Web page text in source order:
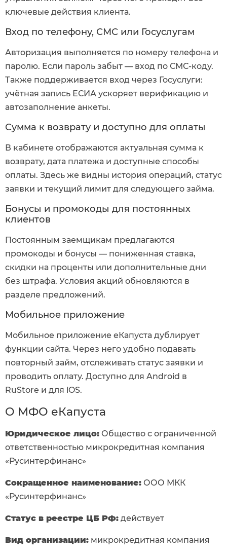
ключевые действия клиента.
Вход по телефону, СМС или Госуслугам
Авторизация выполняется по номеру телефона и
паролю. Если пароль забыт — вход по СМС-коду.
Также поддерживается вход через Госуслуги:
учётная запись ЕСИА ускоряет верификацию и
автозаполнение анкеты.
Сумма к возврату и доступно для оплаты
В кабинете отображаются актуальная сумма к
возврату, дата платежа и доступные способы
оплаты. Здесь же видны история операций, статус
заявки и текущий лимит для следующего займа.
Бонусы и промокоды для постоянных
клиентов
Постоянным заемщикам предлагаются
промокоды и бонусы — пониженная ставка,
скидки на проценты или дополнительные дни
без штрафа. Условия акций обновляются в
разделе предложений.
Мобильное приложение
Мобильное приложение еКапуста дублирует
функции сайта. Через него удобно подавать
повторный займ, отслеживать статус заявки и
проводить оплату. Доступно для Android в
RuStore и для iOS.
О МФО еКапуста
Юридическое лицо: Общество с ограниченной
ответственностью микрокредитная компания
«Русинтерфинанс»
Сокращенное наименование: ООО МКК
«Русинтерфинанс»
Статус в реестре ЦБ РФ: действует
Вид организации: микрокредитная компания